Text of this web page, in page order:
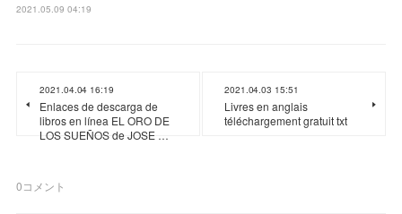
2021.05.09 04:19
2021.04.04 16:19
Enlaces de descarga de
libros en línea EL ORO DE
LOS SUEÑOS de JOSE …
2021.04.03 15:51
Livres en anglais
téléchargement gratuit txt
0コメント